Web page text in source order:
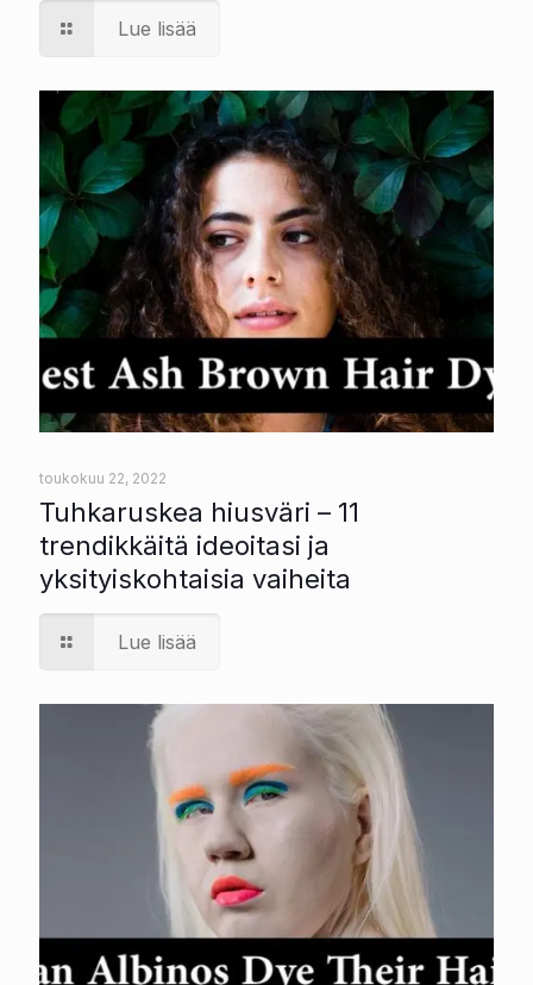
Lue lisää
toukokuu 22, 2022
Tuhkaruskea hiusväri – 11
trendikkäitä ideoitasi ja
yksityiskohtaisia vaiheita
Lue lisää